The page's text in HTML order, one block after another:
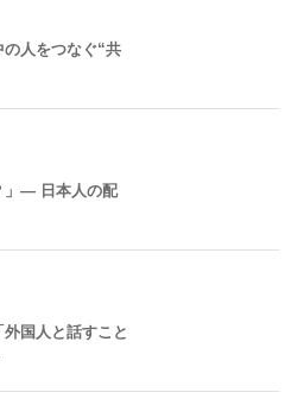
の人をつなぐ“共
」― 日本人の配
国人と話すこと